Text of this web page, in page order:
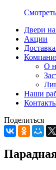
Двери на
Акции
О
Наши
Поделиться